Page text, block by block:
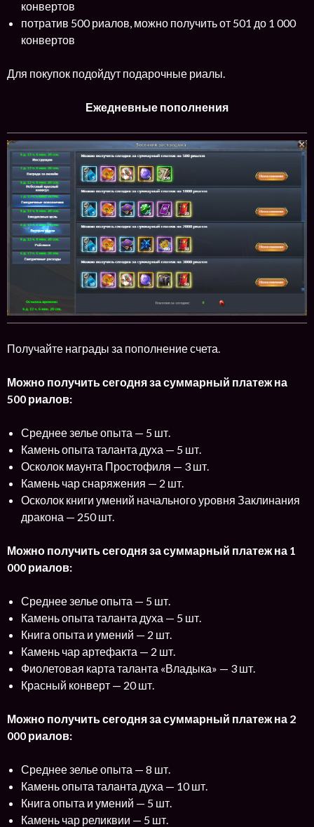
конвертов
потратив 500 риалов, можно получить от 501 до 1 000
конвертов
Для покупок подойдут подарочные риалы.
Ежедневные пополнения
Получайте награды за пополнение счета.
Можно получить сегодня за суммарный платеж на
500 риалов:
Среднее зелье опыта — 5 шт.
Камень опыта таланта духа — 5 шт.
Осколок маунта Простофиля — 3 шт.
Камень чар снаряжения — 2 шт.
Осколок книги умений начального уровня Заклинания
дракона — 250 шт.
Можно получить сегодня за суммарный платеж на 1
000 риалов:
Среднее зелье опыта — 5 шт.
Камень опыта таланта духа — 5 шт.
Книга опыта и умений — 2 шт.
Камень чар артефакта — 2 шт.
Фиолетовая карта таланта «Владыка» — 3 шт.
Красный конверт — 20 шт.
Можно получить сегодня за суммарный платеж на 2
000 риалов:
Среднее зелье опыта — 8 шт.
Камень опыта таланта духа — 10 шт.
Книга опыта и умений — 5 шт.
Камень чар реликвии — 5 шт.